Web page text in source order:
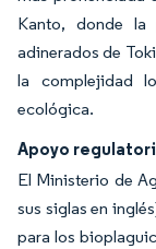
Kanto, donde la
adinerados de
la complejidad
ecológica.
Apoyo
El Ministerio de
sus siglas en
para los